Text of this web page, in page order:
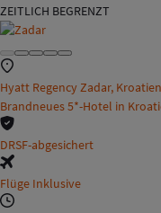
ZEITLICH BEGRENZT
Hyatt Regency Zadar, Kroatien
Brandneues 5*-Hotel in
DRSF-abgesichert
Flüge Inklusive